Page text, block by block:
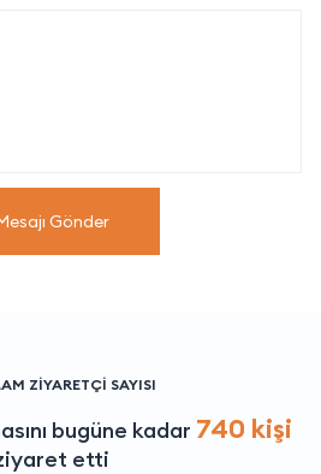
Gönder
ZİYARETÇİ SAYISI
bugüne kadar 740 kişi
etti